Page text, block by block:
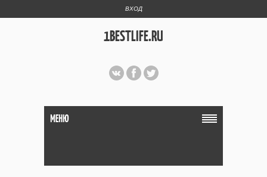
ВХОД
1BESTLIFE.RU
МЕНЮ